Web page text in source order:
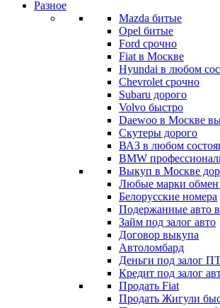
Разное
Mazda битые
Opel битые
Ford срочно
Fiat в Москве
Hyundai в любом
Chevrolet срочно
Subaru дорого
Volvo быстро
Daewoo в Москве
Скутеры дорого
ВАЗ в любом
BMW
Выкуп в Москве
Любые марки обмен
Белорусские номера
Подержанные авто
Займ под залог авто
Договор выкупа
Автоломбард
Деньги под залог
Кредит под залог
Продать Fiat
Продать Жигули